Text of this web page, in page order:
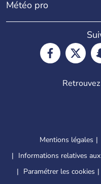
Météo pro
Mentions légales
Informations relatives
Paramétrer les cookies